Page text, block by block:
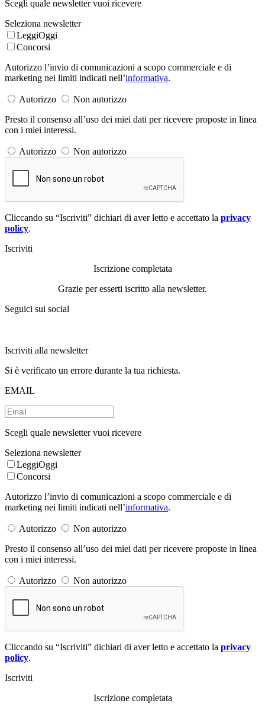
Scegli quale newsletter vuoi ricevere
Seleziona newsletter
LeggiOggi
Concorsi
Autorizzo l’invio di comunicazioni a scopo commerciale e di
marketing nei limiti indicati nell’informativa.
Autorizzo
Non autorizzo
Presto il consenso all’uso dei miei dati per ricevere proposte in linea
con i miei interessi.
Autorizzo Non autorizzo
Cliccando su “Iscriviti” dichiari di aver letto e accettato la privacy
policy.
Iscriviti
Iscrizione completata
Grazie per esserti iscritto alla newsletter.
Seguici sui social
Iscriviti alla newsletter
Si è verificato un errore durante la tua richiesta.
EMAIL
Scegli quale newsletter vuoi ricevere
Seleziona newsletter
LeggiOggi
Concorsi
Autorizzo l’invio di comunicazioni a scopo commerciale e di
marketing nei limiti indicati nell’informativa.
Autorizzo
Non autorizzo
Presto il consenso all’uso dei miei dati per ricevere proposte in linea
con i miei interessi.
Autorizzo Non autorizzo
Cliccando su “Iscriviti” dichiari di aver letto e accettato la privacy
policy.
Iscriviti
Iscrizione completata